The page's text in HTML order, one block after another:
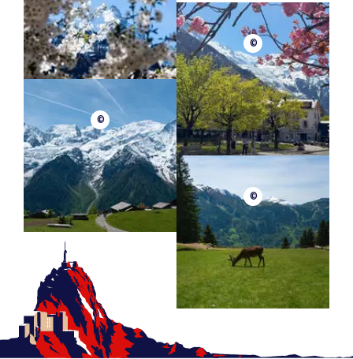
Positive Erhebung 890m
Negative Höhe 890m
Dauer der Hin- und Rückfahrt 5h
©
©
©